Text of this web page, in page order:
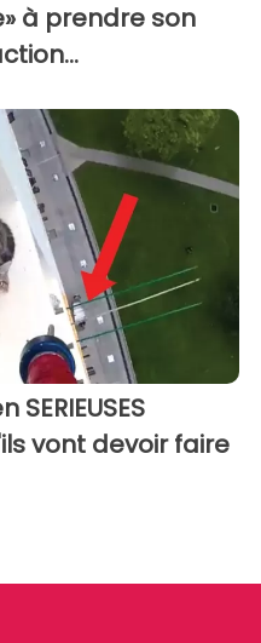
à prendre son
vont devoir faire